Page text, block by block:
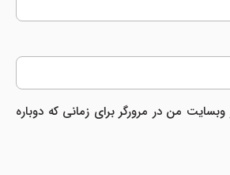
وبسایت من در مرورگر برای زمانی که دوباره